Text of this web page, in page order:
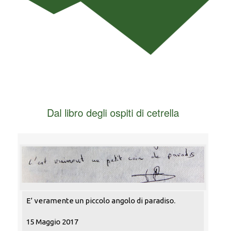
Dal libro degli ospiti di cetrella
E’ veramente un piccolo angolo di paradiso.
15 Maggio 2017